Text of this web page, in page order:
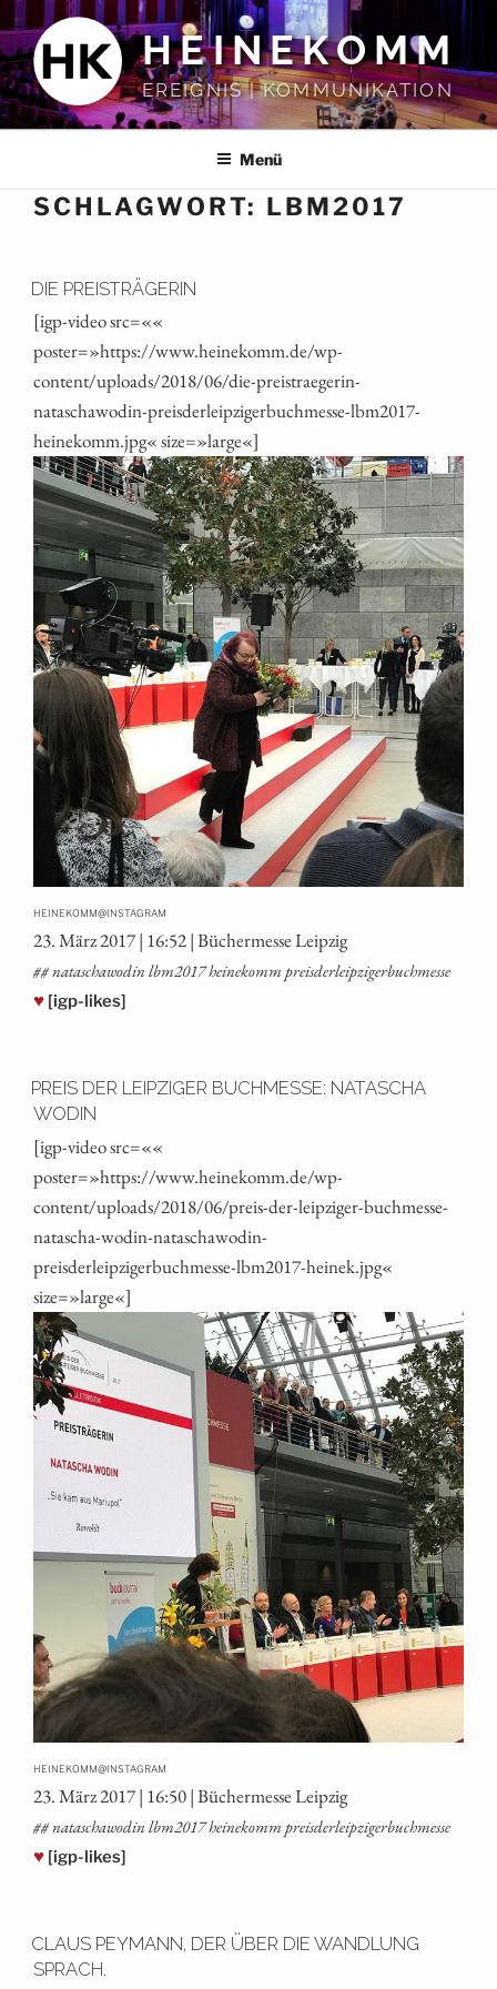
Inhalt
springen
HEINEKOMM
EREIGNIS | KOMMUNIKATION
Menü
SCHLAGWORT: LBM2017
DIE PREISTRÄGERIN
[igp-video src=««
poster=»https://www.heinekomm.de/wp-
content/uploads/2018/06/die-preistraegerin-
nataschawodin-preisderleipzigerbuchmesse-lbm2017-
heinekomm.jpg« size=»large«]
HEINEKOMM@INSTAGRAM
23. März 2017 | 16:52 | Bücher­mes­se Leipzig
## nata­scha­wo­din lbm2017 hei­ne­komm preisderleipzigerbuchmesse
♥ [igp-likes]
PREIS DER LEIPZIGER BUCHMESSE: NATASCHA
WODIN
[igp-video src=««
poster=»https://www.heinekomm.de/wp-
content/uploads/2018/06/preis-der-leipziger-buchmesse-
natascha-wodin-nataschawodin-
preisderleipzigerbuchmesse-lbm2017-heinek.jpg«
size=»large«]
HEINEKOMM@INSTAGRAM
23. März 2017 | 16:50 | Bücher­mes­se Leipzig
## nata­scha­wo­din lbm2017 hei­ne­komm preisderleipzigerbuchmesse
♥ [igp-likes]
CLAUS PEYMANN, DER ÜBER DIE WANDLUNG
SPRACH.